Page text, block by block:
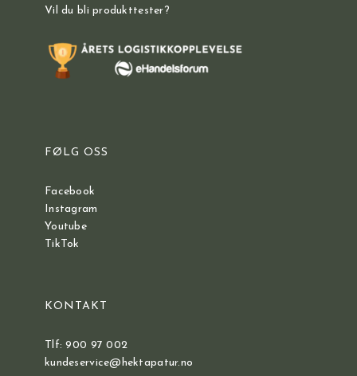
Vil du bli produkttester?
FØLG OSS
Facebook
Instagram
Youtube
TikTok
KONTAKT
Tlf: 900 97 002
kundeservice@hektapatur.no